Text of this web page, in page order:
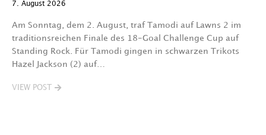
7. August 2026
Am Sonntag, dem 2. August, traf Tamodi auf Lawns 2 im
traditionsreichen Finale des 18-Goal Challenge Cup auf
Standing Rock. Für Tamodi gingen in schwarzen Trikots
Hazel Jackson (2) auf…
VIEW POST